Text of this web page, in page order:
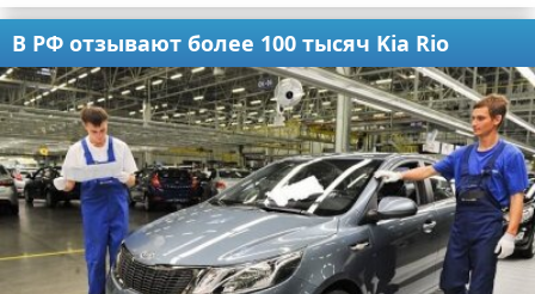
В РФ отзывают более 100 тысяч Kia Rio